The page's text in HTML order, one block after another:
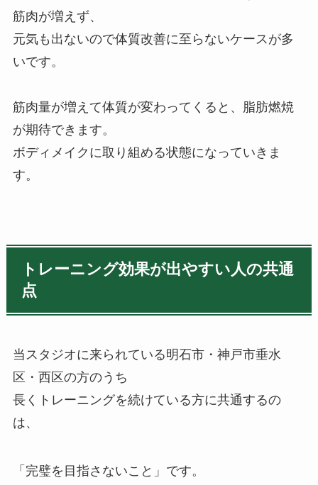
筋肉が増えず、
元気も出ないので体質改善に至らないケースが多
いです。
筋肉量が増えて体質が変わってくると、脂肪燃焼
が期待できます。
ボディメイクに取り組める状態になっていきま
す。
トレーニング効果が出やすい人の共通
点
当スタジオに来られている明石市・神戸市垂水
区・西区の方のうち
長くトレーニングを続けている方に共通するの
は、
「完璧を目指さないこと」です。